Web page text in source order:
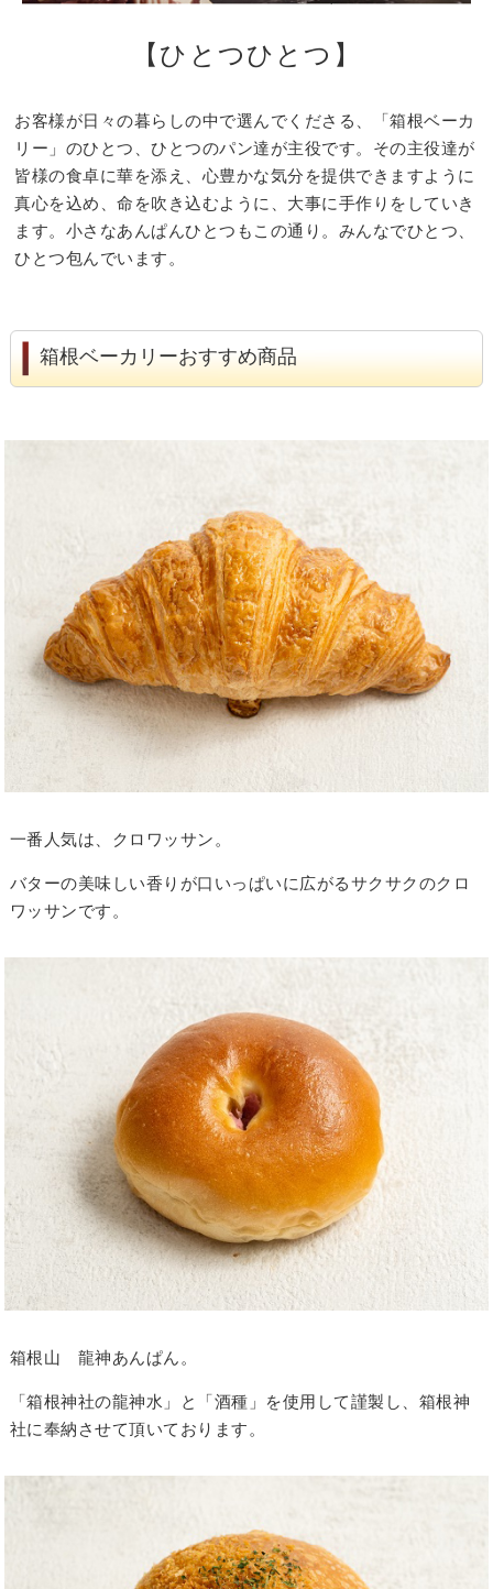
【ひとつひとつ】
お客様が日々の暮らしの中で選んでくださる、「箱根ベーカ
リー」のひとつ、ひとつのパン達が主役です。その主役達が
皆様の食卓に華を添え、心豊かな気分を提供できますように
真心を込め、命を吹き込むように、大事に手作りをしていき
ます。小さなあんぱんひとつもこの通り。みんなでひとつ、
ひとつ包んでいます。
箱根ベーカリーおすすめ商品
一番人気は、クロワッサン。
バターの美味しい香りが口いっぱいに広がるサクサクのクロ
ワッサンです。
箱根山 龍神あんぱん。
「箱根神社の龍神水」と「酒種」を使用して謹製し、箱根神
社に奉納させて頂いております。